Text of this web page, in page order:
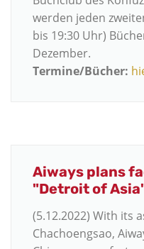
werden jeden
bis 19:30 Uhr)
Dezember.
Termine/Bücher:
Aiways plans
"Detroit of
(5.12.2022) With its
Chachoengsao,